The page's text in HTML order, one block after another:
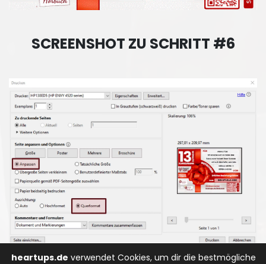
SCREENSHOT ZU SCHRITT #6
heartups.de verwendet Cookies, um dir die bestmögliche